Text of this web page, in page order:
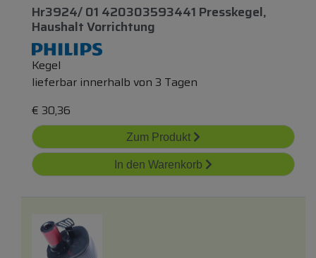
Hr3924/ 01 420303593441 Presskegel,
Haushalt Vorrichtung
Kegel
lieferbar innerhalb von 3 Tagen
€ 30,36
Zum Produkt
In den Warenkorb